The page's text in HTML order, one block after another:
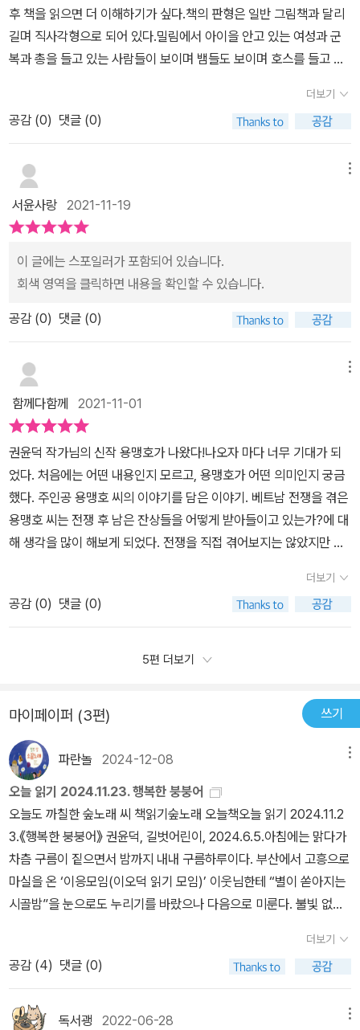
후 책을 읽으면 더 이해하기가 싶다.책의 판형은 일반 그림책과 달리
길며 직사각형으로 되어 있다.밀림에서 아이을 안고 있는 여성과 군
복과 총을 들고 있는 사람들이 보이며 뱀들도 보이며 호스를 들고 있
개인 것을 볼 수 있다.​면지엔 물속에 열대식물들이 있는 것이 보이며
한 장을 넘기면 호랑이가 선풍이 바람을 쐬며 텔레비전을 시청하는
장면이 보인다. 곁엔 모기향이 보이는데 시청하는 프로그램 중 무언
가를 보고 호랑이가 놀래는 장면이 보인다.과연 호랑이는 무엇을 보
았길래 리모컨을 떨어뜨릴 만큼 놀라고 있는 것일까?한 장을 또 넘기
면 그 답이 보인다.*2000년 7월 6일, 31회 'MBC 100분 토론' <베
트남전 우리에게 무엇인가>가 방영되었다.'용맹호'는 호랑이가 주인
공이며 의인화된 호랑이 용맹호 씨는 현재 정비소에서 일하는 노동자
이다.과거 베트남 전쟁에 참전했던 군인이다. 가해자 입장에서 겪어
발, 그리고 세 개의 눈과 몸에 분홍색 살점들이 들러붙는다.​전쟁에는
한 문제에서는 피해자의 입장으로 아직 풀리지 않은 상태이다.단지
우리가 원하는 것은 일본의 만행에 대한 진정한 사과인데 그걸 아직
까지 부인하고 있다.그러면 '베트남 전쟁'에 참여했던 참전국의 입장
가해자가 되다 보니 쉽게 이야기를 하지 않는 것을 볼 수 있다.가해자
도 어쩔 수 없는 상황이기에 트라우마로 평생을 괴로움을 동반하며
살고 있다. 그렇다고 가해자를 옹호하자라는 것은 아니다.베트남 전
쟁 참전과 전쟁 중의 비인간적 폭력에 대해 좀 더 깊이 있는 성찰과 반
성이 필요함을 작가는 말하고 있다.아무 생각 없이 이 그림책을 읽었
을 땐 작가의 마음을 이해하기가 힘들었다.하지만 '베트남 전쟁 / 한
국참전 / '에 대해 알고 작가의 북토크나 인터뷰에 관한 기사나 영상
더보기
공감 (0) 댓글 (0)
서윤사랑 2021-11-19
이 글에는 스포일러가 포함되어 있습니다.
회색 영역을 클릭하면 내용을 확인할 수 있습니다.
공감 (0) 댓글 (0)
함께다함께 2021-11-01
권윤덕 작가님의 신작 용맹호가 나왔다!나오자 마다 너무 기대가 되
었다. 처음에는 어떤 내용인지 모르고, 용맹호가 어떤 의미인지 궁금
했다. 주인공 용맹호 씨의 이야기를 담은 이야기. 베트남 전쟁을 겪은
용맹호 씨는 전쟁 후 남은 잔상들을 어떻게 받아들이고 있는가?에 대
해 생각을 많이 해보게 되었다. 전쟁을 직접 겪어보지는 않았지만 간
닐까? 라는 생각이 들었다. 전쟁이라는 것이 그 누구라도 마음의 상
처를 남긴다는 것을 다시 느끼게 되기도 했다. 전쟁 피해자들에게 어
떤 도움이 필요할까?용맹호 작품이 많은 관심과 사랑을 받길 바랍니
더보기
공감 (0) 댓글 (0)
5편 더보기
마이페이퍼 (3편) 쓰기
파란놀 2024-12-08
오늘 읽기 2024.11.23. 행복한 붕붕어
오늘도 까칠한 숲노래 씨 책읽기숲노래 오늘책오늘 읽기 2024.11.2
3.《행복한 붕붕어》 권윤덕, 길벗어린이, 2024.6.5.아침에는 맑다가
차츰 구름이 짙으면서 밤까지 내내 구름하루이다. 부산에서 고흥으로
마실을 온 ‘이응모임(이오덕 읽기 모임)’ 이웃님한테 “별이 쏟아지는
시골밤”을 눈으로도 누리기를 바랐으나 다음으로 미룬다. 불빛 없는
해거름을 온몸으로 누리는 마음을 옮기기로 한다. 요새는 서울사람
(도시인)뿐 아니라 시골사람조차 ‘불빛 없이 스미는 어둑살’을 모르거
나 잊는다. 바로 이 어둑살을 느끼고 품을 적에 밤을 고요히 안을 수
있고, 밤을 안아야 꿈을 그리고, 꿈을 그리며 쉬어야 새벽을 맞이하고,
더보기
공감 (4) 댓글 (0)
독서괭 2022-06-28